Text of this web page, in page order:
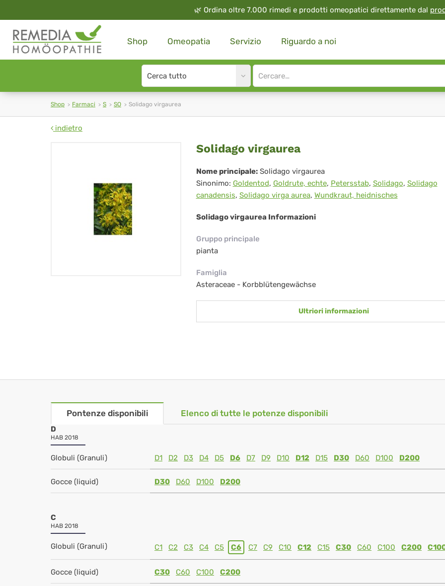
🌿 Ordina oltre 7.000 rimedi e prodotti omeopatici direttamente dal
Shop Omeopatia Servizio Riguardo a noi
Search
type
Site
search
Shop Farmaci S SO Solidago virgaurea
indietro
Solidago
virgaurea
Solidago virgaurea
Nome principale: Solidago virgaurea
Sinonimo: Goldentod, Goldrute, echte, Petersstab, Solidago, Solidago
canadensis, Solidago virga aurea, Wundkraut, heidnisches
Solidago virgaurea Informazioni
Gruppo principale
pianta
Famiglia
Asteraceae - Korbblütengewächse
Ultriori informazioni
Pontenze disponibili Elenco di tutte le potenze disponibili
D
HAB 2018
Globuli (Granuli) D1 D2 D3 D4 D5 D6 D7 D9 D10 D12 D15 D30 D60 D100 D200
Gocce (liquid) D30 D60 D100 D200
C
HAB 2018
Globuli (Granuli) C1 C2 C3 C4 C5 C6 C7 C9 C10 C12 C15 C30 C60 C100 C200
Gocce (liquid) C30 C60 C100 C200